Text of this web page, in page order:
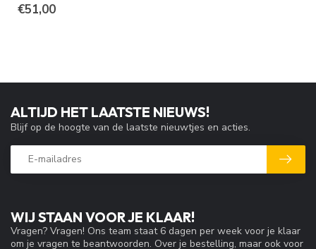
€51,00
WIJ STAAN VOOR JE KLAAR!
Vragen? Vragen! Ons team staat 6 dagen per week voor je klaar
om je vragen te beantwoorden. Over je bestelling, maar ook voor
ALTIJD HET LAATSTE NIEUWS!
Blijf op de hoogte van de laatste nieuwtjes en acties.